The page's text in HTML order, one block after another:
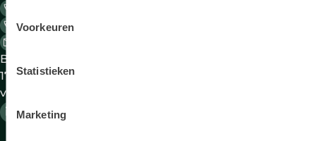
Voorkeuren
Statistieken
Marketing
033 - 45 49 550 Berijdersdesk 24/7
Bereikbaar op werkdagen 08:00-
17:30 uur DutchLease is onderdeel
van VWPFS